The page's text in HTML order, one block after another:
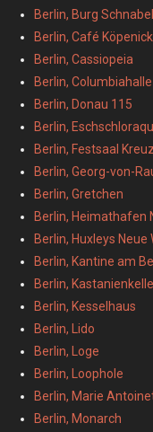
Berlin, Burg Schnabel
Berlin, Café Köpenick
Berlin, Cassiopeia
Berlin, Columbiahalle
Berlin, Donau 115
Berlin,
Berlin, Festsaal
Berlin, Georg-von-
Berlin, Gretchen
Berlin, Heimathafen
Berlin, Huxleys Neue
Berlin, Kantine am
Berlin,
Berlin, Kesselhaus
Berlin, Lido
Berlin, Loge
Berlin, Loophole
Berlin, Marie
Berlin, Monarch